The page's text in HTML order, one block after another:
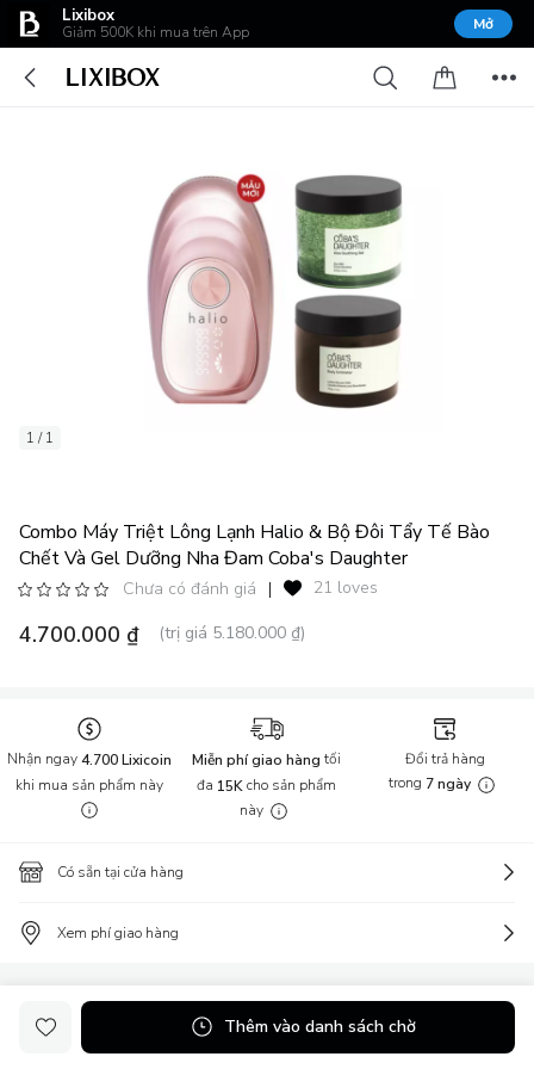
Lixibox
Giảm 500K khi mua trên App Mở
1 / 1
Combo Máy Triệt Lông Lạnh Halio & Bộ Đôi Tẩy Tế Bào
Chết Và Gel Dưỡng Nha Đam Coba's Daughter
Chưa có đánh giá | 21 loves
4.700.000 ₫ (trị giá 5.180.000 ₫)
Nhận ngay4.700 Lixicoin
khi mua sản phẩm này
Miễn phí giao hàngtối
đa 15Kcho sản phẩm
này
Đổi trả hàng
trong 7 ngày
Có sẵn tại cửa hàng
Xem phí giao hàng
Thông tin sản phẩm Thêm vào danh sách chờ